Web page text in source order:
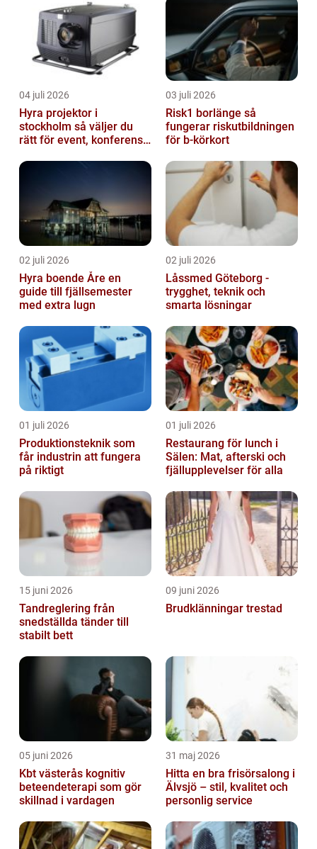
04 juli 2026
Hyra projektor i
stockholm så väljer du
rätt för event, konferens
03 juli 2026
Risk1 borlänge så
fungerar riskutbildningen
för b-körkort
02 juli 2026
Hyra boende Åre en
guide till fjällsemester
med extra lugn
02 juli 2026
Låssmed Göteborg -
trygghet, teknik och
smarta lösningar
01 juli 2026
Produktionsteknik som
får industrin att fungera
på riktigt
01 juli 2026
Restaurang för lunch i
Sälen: Mat, afterski och
fjällupplevelser för alla
15 juni 2026
Tandreglering från
snedställda tänder till
stabilt bett
09 juni 2026
Brudklänningar trestad
05 juni 2026
Kbt västerås kognitiv
beteendeterapi som gör
skillnad i vardagen
31 maj 2026
Hitta en bra frisörsalong i
Älvsjö – stil, kvalitet och
personlig service